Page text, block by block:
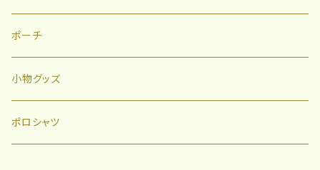
ポーチ
小物グッズ
ポロシャツ